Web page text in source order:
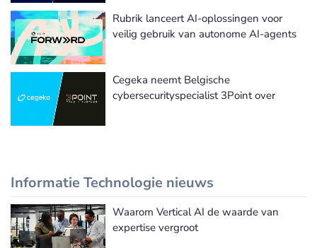
Rubrik lanceert AI-oplossingen voor
veilig gebruik van autonome AI-agents
Cegeka neemt Belgische
cybersecurityspecialist 3Point over
Informatie Technologie nieuws
Meer Informatie Technologie nieuws
Waarom Vertical AI de waarde van
expertise vergroot